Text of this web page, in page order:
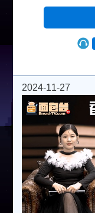
2024-11-27